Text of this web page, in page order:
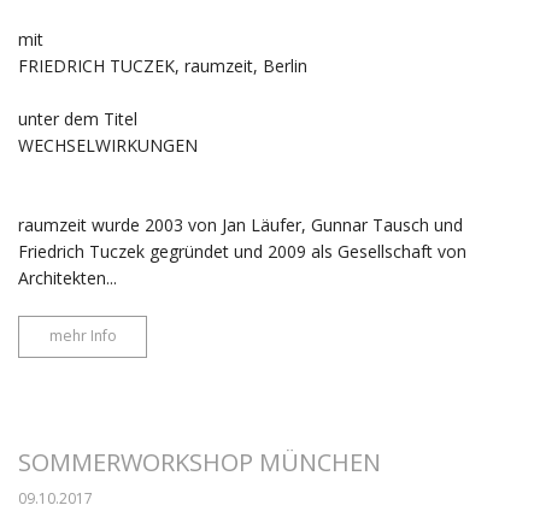
mit
FRIEDRICH TUCZEK, raumzeit, Berlin
unter dem Titel
WECHSELWIRKUNGEN
raumzeit wurde 2003 von Jan Läufer, Gunnar Tausch und
Friedrich Tuczek gegründet und 2009 als Gesellschaft von
Architekten...
mehr Info
SOMMERWORKSHOP MÜNCHEN
09.10.2017